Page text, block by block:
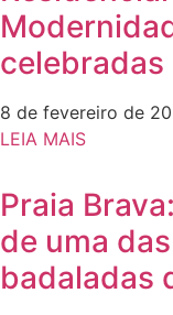
celebradas
8 de fevereiro de
LEIA MAIS
Praia
de uma
badaladas